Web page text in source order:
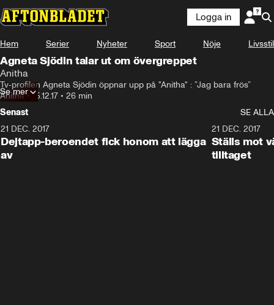
Logga in
Hem Serier Nyheter Sport Nöje Livsstil
Agneta Sjödin talar ut om övergreppet
Anitha
Tv-profilen Agneta Sjödin öppnar upp på "Anitha" : ”Jag bara frös”
Anitha•15.12.17 • 26 min
Se mer
Senast
SE ALLA
21 DEC. 2017
Dejtapp-beroendet fick honom att lägga
av
21 DEC. 2017
Ställs mot
tilltaget